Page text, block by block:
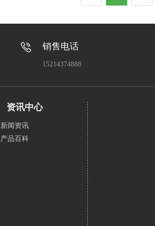
销售电话
15214374888
资讯中心
新闻资讯
产品百科